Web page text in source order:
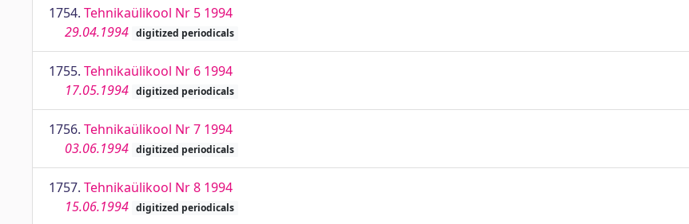
1754. Tehnikaülikool Nr 5 1994
29.04.1994 digitized periodicals
1755. Tehnikaülikool Nr 6 1994
17.05.1994 digitized periodicals
1756. Tehnikaülikool Nr 7 1994
03.06.1994 digitized periodicals
1757. Tehnikaülikool Nr 8 1994
15.06.1994 digitized periodicals